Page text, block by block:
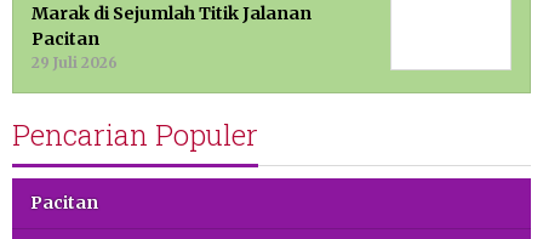
Marak di Sejumlah Titik Jalanan
Pacitan
29 Juli 2026
Pencarian Populer
Pacitan